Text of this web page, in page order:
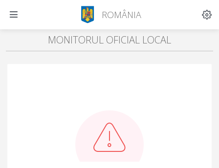
ROMÂNIA
MONITORUL OFICIAL LOCAL